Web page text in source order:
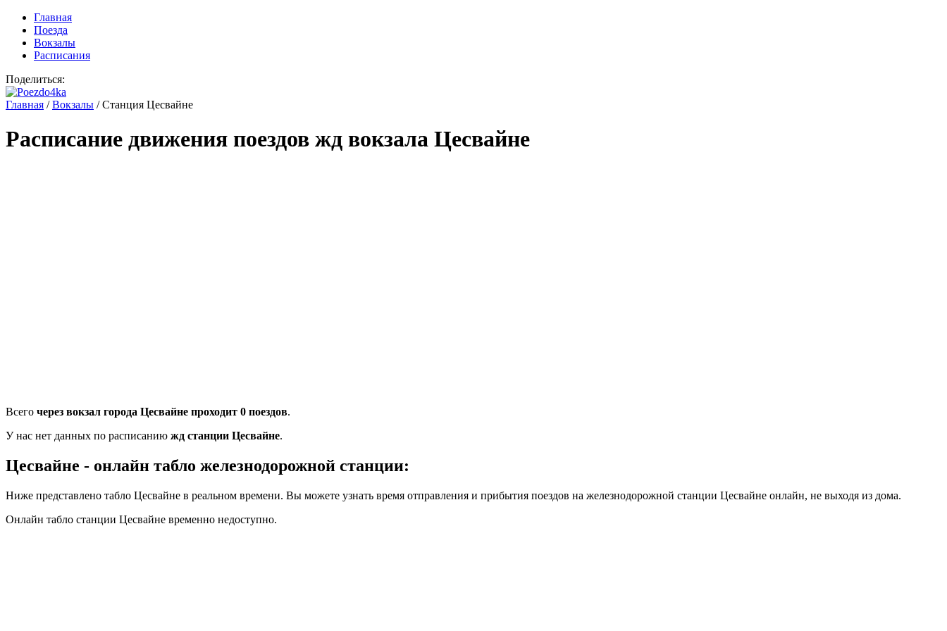
Главная
Поезда
Вокзалы
Расписания
Поделиться:
Главная /Вокзалы /Станция Цесвайне
Расписание движения поездов жд вокзала Цесвайне
Всего через вокзал города Цесвайне проходит 0 поездов.
У нас нет данных по расписанию жд станции Цесвайне.
Цесвайне - онлайн табло железнодорожной станции:
Ниже представлено табло Цесвайне в реальном времени. Вы можете узнать время отправления и прибытия поездов на железнодорожной станции Цесвайне онлайн, не выходя из дома.
Онлайн табло станции Цесвайне временно недоступно.